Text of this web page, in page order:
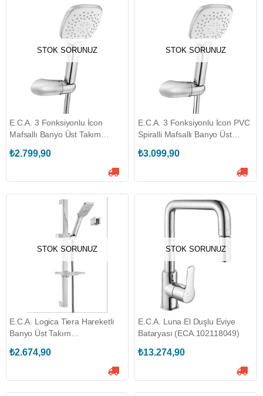
STOK SORUNUZ
E.C.A. 3 Fonksiyonlu İcon
Mafsallı Banyo Üst Takım
₺2.799,90
STOK SORUNUZ
E.C.A. 3 Fonksiyonlu İcon PVC
Spiralli Mafsallı Banyo Üst
₺3.099,90
STOK SORUNUZ
E.C.A. Logica Tiera Hareketli
Banyo Üst Takım
₺2.674,90
STOK SORUNUZ
E.C.A. Luna El Duşlu Eviye
Bataryası (ECA.102118049)
₺13.274,90